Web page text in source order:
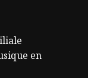
en